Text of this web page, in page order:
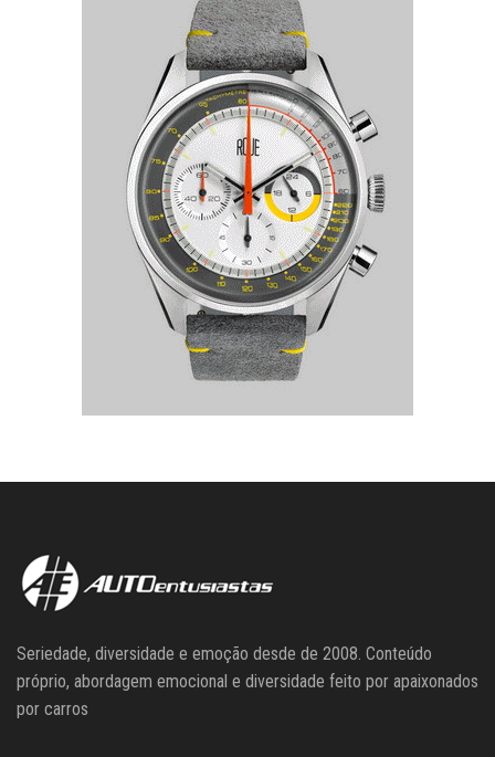
Seriedade, diversidade e emoção desde de 2008. Conteúdo
próprio, abordagem emocional e diversidade feito por apaixonados
por carros